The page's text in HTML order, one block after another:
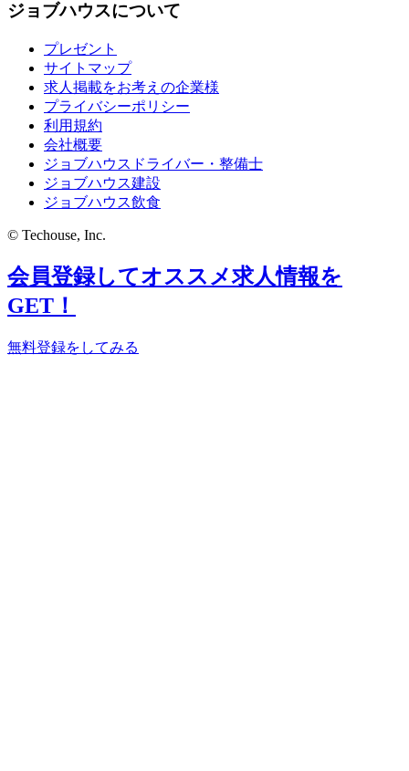
ジョブハウスについて
プレゼント
サイトマップ
求人掲載をお考えの企業様
プライバシーポリシー
利用規約
会社概要
ジョブハウスドライバー・整備士
ジョブハウス建設
ジョブハウス飲食
© Techouse, Inc.
会員登録してオススメ求人情報を
GET！
無料登録をしてみる